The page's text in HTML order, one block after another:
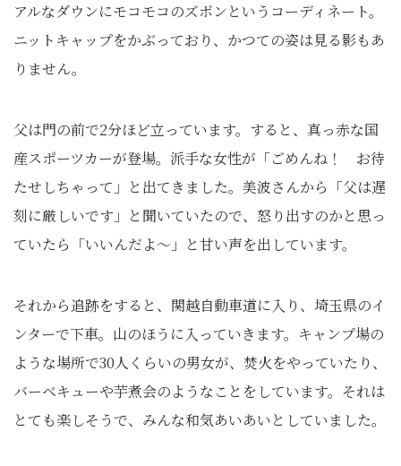
アルなダウンにモコモコのズボンというコーディネート。
ニットキャップをかぶっており、かつての姿は見る影もあ
りません。
父は門の前で2分ほど立っています。すると、真っ赤な国
産スポーツカーが登場。派手な女性が「ごめんね！ お待
たせしちゃって」と出てきました。美波さんから「父は遅
刻に厳しいです」と聞いていたので、怒り出すのかと思っ
ていたら「いいんだよ～」と甘い声を出しています。
それから追跡をすると、関越自動車道に入り、埼玉県のイ
ンターで下車。山のほうに入っていきます。キャンプ場の
ような場所で30人くらいの男女が、焚火をやっていたり、
バーベキューや芋煮会のようなことをしています。それは
とても楽しそうで、みんな和気あいあいとしていました。